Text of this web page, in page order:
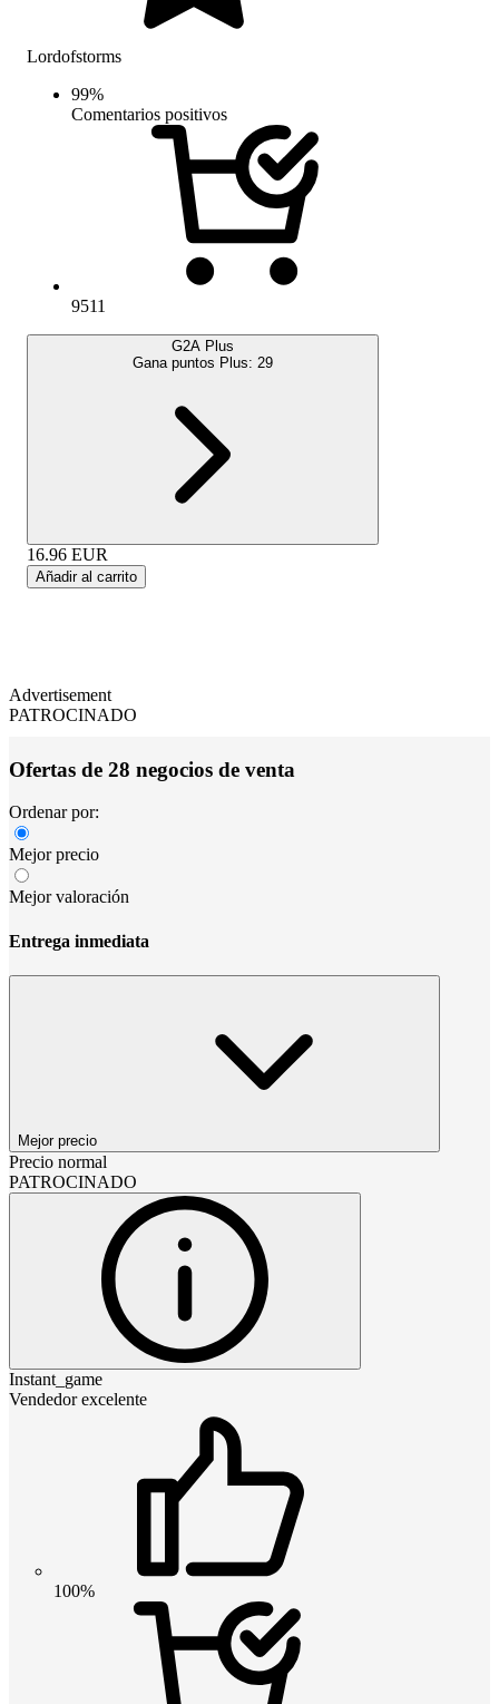
Lordofstorms
99%
Comentarios positivos
9511
G2A Plus
Gana puntos Plus: 29
16.96 EUR
Añadir al carrito
Advertisement
PATROCINADO
Ofertas de 28 negocios de venta
Ordenar por:
Mejor precio
Mejor valoración
Entrega inmediata
Mejor precio
Precio normal
PATROCINADO
Instant_game
Vendedor excelente
100%